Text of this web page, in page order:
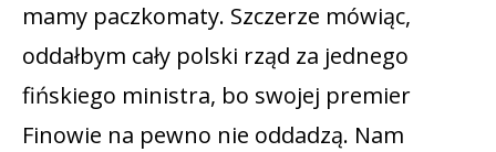
mamy paczkomaty. Szczerze mówiąc,
oddałbym cały polski rząd za jednego
fińskiego ministra, bo swojej premier
Finowie na pewno nie oddadzą. Nam